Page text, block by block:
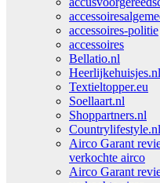
accessoires-politie
accessoires
Bellatio.nl
Heerlijkehuisjes.nl
Textieltopper.eu
Soellaart.nl
Shoppartners.nl
Countrylifestyle.nl
Airco Garant
verkochte airco
Airco Garant